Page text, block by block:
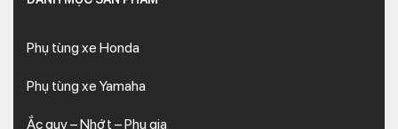
Phụ tùng xe Honda
Phụ tùng xe Yamaha
Ắc quy – Nhớt – Phụ gia